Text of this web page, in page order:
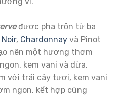
được pha trộn từ ba
, Chardonnay và Pinot
nên một hương thơm
kem vani và dừa.
với trái cây tươi, kem vani
ngon, kết hợp cùng